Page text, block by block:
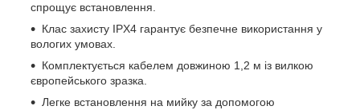
спрощує встановлення.
Клас захисту IPX4 гарантує безпечне використання у
вологих умовах.
Комплектується кабелем довжиною 1,2 м із вилкою
європейського зразка.
Легке встановлення на мийку за допомогою